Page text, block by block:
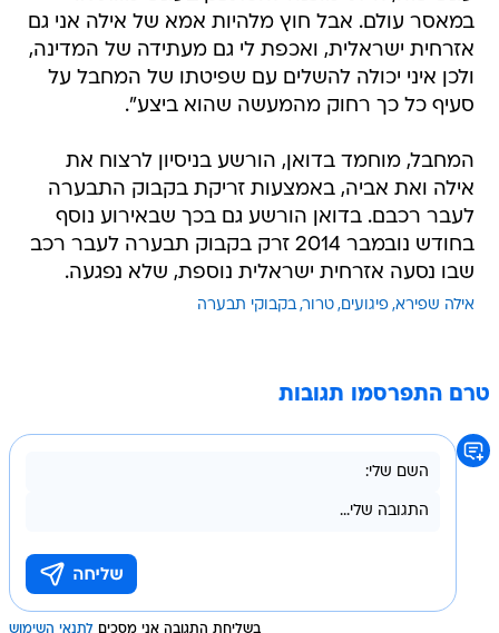
במאסר עולם. אבל חוץ מלהיות אמא של אילה אני גם
אזרחית ישראלית, ואכפת לי גם מעתידה של המדינה,
ולכן איני יכולה להשלים עם שפיטתו של המחבל על
סעיף כל כך רחוק מהמעשה שהוא ביצע".
המחבל, מוחמד בדואן, הורשע בניסיון לרצוח את
אילה ואת אביה, באמצעות זריקת בקבוק התבערה
לעבר רכבם. בדואן הורשע גם בכך שבאירוע נוסף
בחודש נובמבר 2014 זרק בקבוק תבערה לעבר רכב
שבו נסעה אזרחית ישראלית נוספת, שלא נפגעה.
אילה שפירא פיגועים טרור בקבוקי תבערה
טרם התפרסמו תגובות
בשליחת התגובה אני מסכים לתנאי השימוש